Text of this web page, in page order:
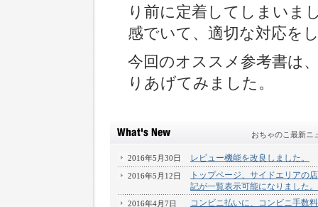
り前に定着してしまいま
感でいて、適切な対応を
今回のオススメ参考書は
りあげてみました。
おちゃのこ最新ニ
2016年5月30日 レビュー機能を改良しました。
2016年5月12日
トップページ、サイドエリアの
記が一覧表示可能になりました。
2016年4月7日
コンビニ払いに、コンビニ手数